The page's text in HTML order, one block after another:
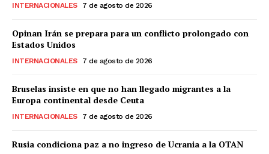
INTERNACIONALES 7 de agosto de 2026
Opinan Irán se prepara para un conflicto prolongado con
Estados Unidos
INTERNACIONALES 7 de agosto de 2026
Bruselas insiste en que no han llegado migrantes a la
Europa continental desde Ceuta
INTERNACIONALES 7 de agosto de 2026
Rusia condiciona paz a no ingreso de Ucrania a la OTAN